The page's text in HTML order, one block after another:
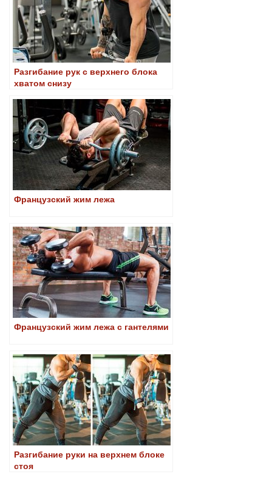
Разгибание рук с верхнего блока
хватом снизу
Французский жим лежа
Французский жим лежа с гантелями
Разгибание руки на верхнем блоке
стоя